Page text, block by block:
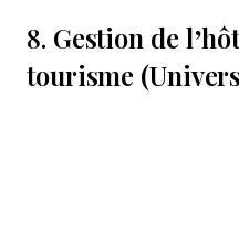
8. Gestion de
tourisme